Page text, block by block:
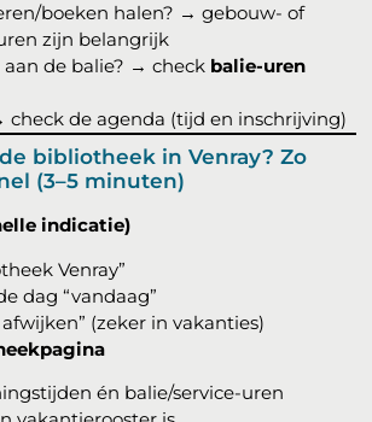
boeken halen? → gebouw- of
zijn belangrijk
aan de balie? → check balie-uren
de agenda (tijd en inschrijving)
bibliotheek in Venray? Zo
(3–5 minuten)
indicatie)
Venray”
dag “vandaag”
(zeker in vakanties)
én balie/service-uren